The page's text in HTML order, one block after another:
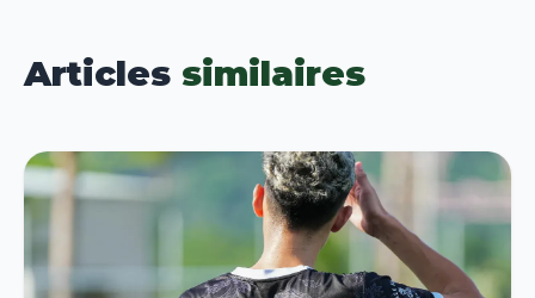
Articles similaires